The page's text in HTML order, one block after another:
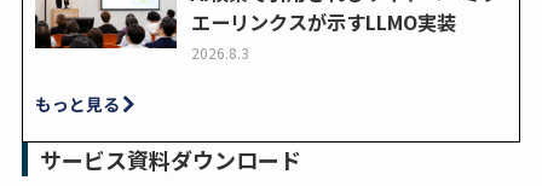
エーリンクスが示すLLMO実装
2026.8.3
もっと見る
サービス資料ダウンロード